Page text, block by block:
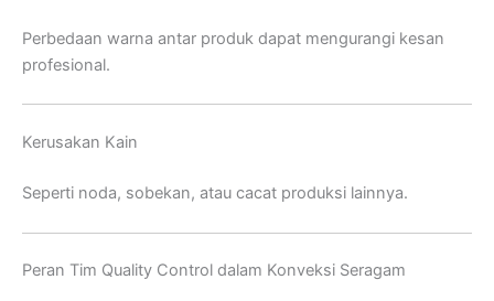
Perbedaan warna antar produk dapat mengurangi kesan
profesional.
Kerusakan Kain
Seperti noda, sobekan, atau cacat produksi lainnya.
Peran Tim Quality Control dalam Konveksi Seragam